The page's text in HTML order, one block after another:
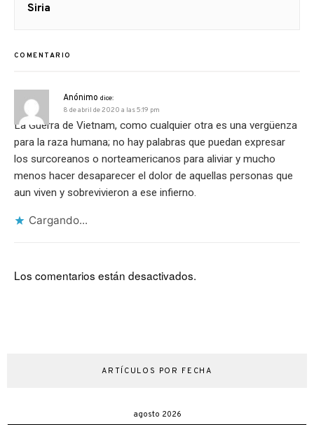
siguiente:
Siria
COMENTARIO
Anónimo dice:
8 de abril de 2020 a las 5:19 pm
La Guerra de Vietnam, como cualquier otra es una vergüenza
para la raza humana; no hay palabras que puedan expresar
los surcoreanos o norteamericanos para aliviar y mucho
menos hacer desaparecer el dolor de aquellas personas que
aun viven y sobrevivieron a ese infierno.
Cargando...
Los comentarios están desactivados.
ARTÍCULOS POR FECHA
agosto 2026